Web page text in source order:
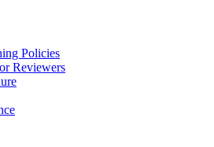
Policies
Reviewers